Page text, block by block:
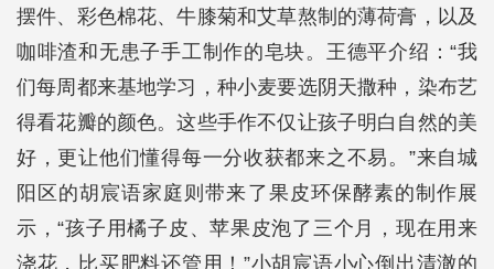
摆件、彩色棉花、牛膝菊和艾草熬制的薄荷膏，以及
咖啡渣和无患子手工制作的皂块。王德平介绍：“我
们每周都来基地学习，种小麦要选阴天撒种，染布艺
得看花瓣的颜色。这些手作不仅让孩子明白自然的美
好，更让他们懂得每一分收获都来之不易。”来自城
阳区的胡宸语家庭则带来了果皮环保酵素的制作展
示，“孩子用橘子皮、苹果皮泡了三个月，现在用来
浇花，比买肥料还管用！”小胡宸语小心倒出清澈的